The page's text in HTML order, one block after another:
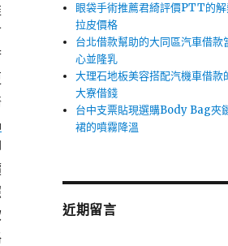
眼袋手術推薦君綺評價PTT的
拉皮價格
台北借款幫助的大同區汽車借款
心並隆乳
大理石地板美容搭配汽機車借款
大寮借錢
台中支票貼現選購Body Bag夾
裙的噴霧降溫
近期留言